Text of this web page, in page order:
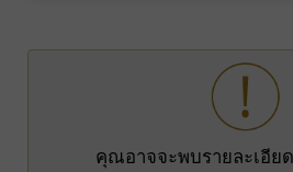
คุณอาจจะพบรายละเอีย